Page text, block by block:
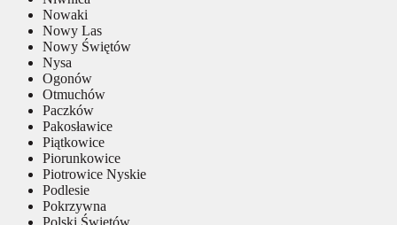
Nowaki
Nowy Las
Nowy Świętów
Nysa
Ogonów
Otmuchów
Paczków
Pakosławice
Piątkowice
Piorunkowice
Piotrowice Nyskie
Podlesie
Pokrzywna
Polski Świętów